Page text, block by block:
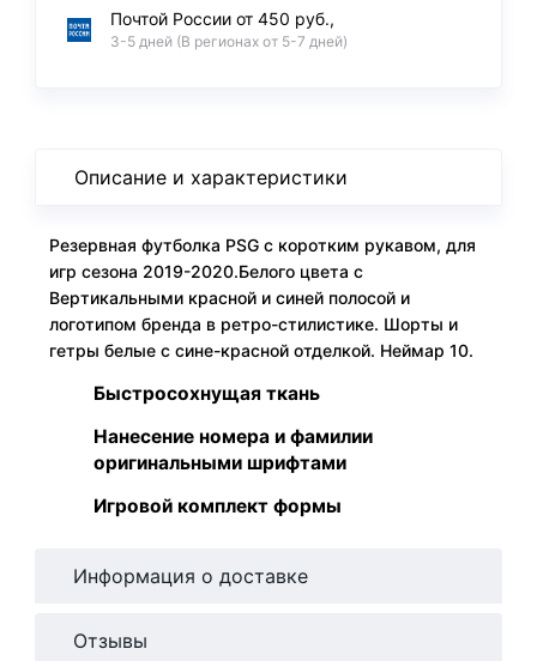
Почтой России от 450 руб.,
3-5 дней (В регионах от 5-7 дней)
Описание и характеристики
Резервная футболка PSG с коротким рукавом, для
игр сезона 2019-2020.Белого цвета с
Вертикальными красной и синей полосой и
логотипом бренда в ретро-стилистике. Шорты и
гетры белые с сине-красной отделкой. Неймар 10.
Быстросохнущая ткань
Нанесение номера и фамилии
оригинальными шрифтами
Игровой комплект формы
Информация о доставке
Отзывы